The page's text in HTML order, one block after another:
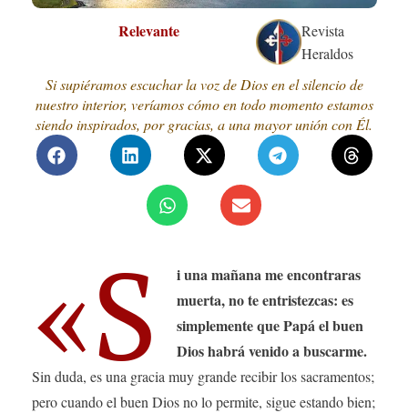
Relevante
Revista
Heraldos
Si supiéramos escuchar la voz de Dios en el silencio de
nuestro interior, veríamos cómo en todo momento estamos
siendo inspirados, por gracias, a una mayor unión con Él.
«S
i una mañana me encontraras
muerta, no te entristezcas: es
simplemente que Papá el buen
Dios habrá venido a buscarme.
Sin duda, es una gracia muy grande recibir los sacramentos;
pero cuando el buen Dios no lo permite, sigue estando bien;